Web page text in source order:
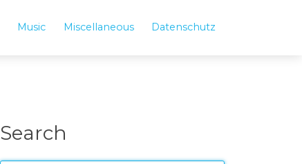
Music Miscellaneous Datenschutz
Search